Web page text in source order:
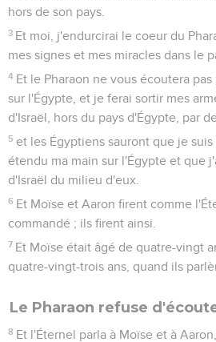
hors de son pays.
3 Et moi, j'endurcirai le coeur du
mes signes et mes miracles dans le
4 Et le Pharaon ne vous écoutera
sur l'Égypte, et je ferai sortir mes
d'Israël, hors du pays d'Égypte, par
5 et les Égyptiens sauront que je
étendu ma main sur l'Égypte et que
d'Israël du milieu d'eux.
6 Et Moïse et Aaron firent comme
commandé ; ils firent ainsi.
7 Et Moïse était âgé de quatre-vingt
quatre-vingt-trois ans, quand ils
Le Pharaon refuse
8 Et l'Éternel parla à Moïse et à